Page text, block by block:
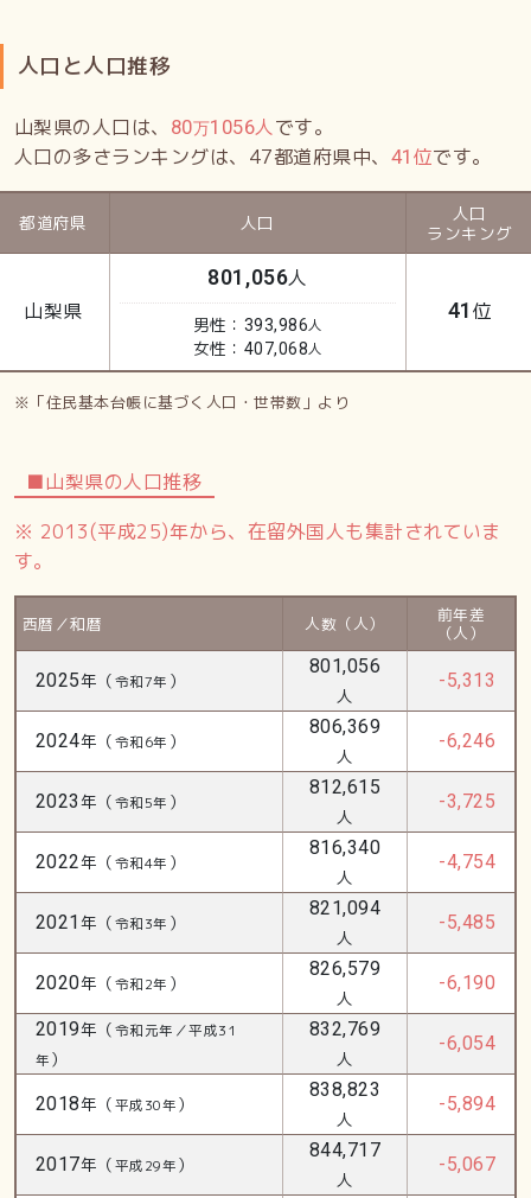
人口と人口推移
山梨県の人口は、 80万1056人です。
人口の多さランキングは、47都道府県中、 41 位です。
都道府県 人口
人口
ランキング
山梨県
801,056人
男性： 393,986人
女性： 407,068人
41 位
※「住民基本台帳に基づく人口・世帯数」より
■山梨県の人口推移
※ 2013(平成25)年から、在留外国人も集計されていま
す。
西暦／和暦 人数（人）
前年差
（人）
2025年（令和7年 ）
801,056
人
-5,313
2024年（令和6年 ）
806,369
人
-6,246
2023年（令和5年 ）
812,615
人
-3,725
2022年（令和4年 ）
816,340
人
-4,754
2021 年（令和3年 ）
821,094
人
-5,485
2020年（令和2年 ）
826,579
人
-6,190
2019年（令和元年／平成31
年）
832,769
人
-6,054
2018年（平成30年）
838,823
人
-5,894
2017年（平成29年）
844,717
人
-5,067